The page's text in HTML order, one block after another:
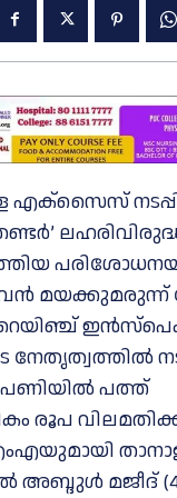
എക്സൈസ്
ലഹരിവിരുദ്ധ
മയക്കുമരുന്ന്
പത്ത്
രൂപ
അബ്ദുൾ മജീദ്